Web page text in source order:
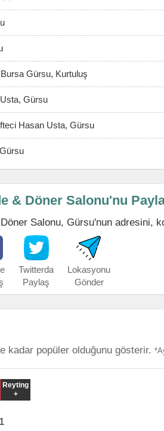
Gürsu, Kurtuluş
Gürsu
Hasan Usta, Gürsu
& Döner Salonu'nu
Salonu, Gürsu'nun adresini,
Twitterda
Paylaş
Lokasyonu
Gönder
kadar popüler olduğunu gösterir.
Reyting
+
1